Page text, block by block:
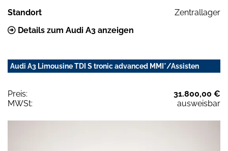
Standort
Zentrallager
Details zum Audi A3 anzeigen
Audi A3 Limousine TDI S tronic advanced MMI*/Assisten
Preis:
31.800,00 €
MWSt:
ausweisbar